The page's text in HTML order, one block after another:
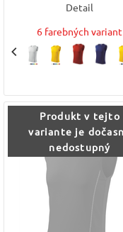
Detail
6 farebných variant
Produkt v tejto
variante je
nedostupný